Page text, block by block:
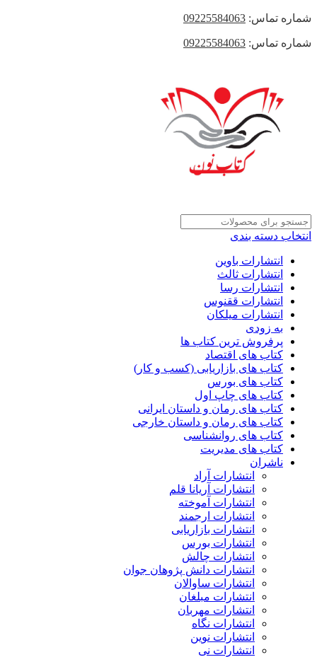
شماره تماس: 09225584063
شماره تماس: 09225584063
انتخاب دسته بندی
انتشارات باوین
انتشارات ثالث
انتشارات رسا
انتشارات ققنوس
انتشارات میلکان
به زودی
پرفروش ترین کتاب ها
کتاب های اقتصاد
کتاب های بازاریابی (کسب و کار)
کتاب های بورس
کتاب های چاپ اول
کتاب های رمان و داستان ایرانی
کتاب های رمان و داستان خارجی
کتاب های روانشناسی
کتاب های مدیریت
ناشران
انتشارات آراد
انتشارات آریانا قلم
انتشارات آموخته
انتشارات ارجمند
انتشارات بازاریابی
انتشارات بورس
انتشارات چالش
انتشارات دانش پژوهان جوان
انتشارات ساوالان
انتشارات مبلغان
انتشارات مهربان
انتشارات نگاه
انتشارات نوین
انتشارات نی